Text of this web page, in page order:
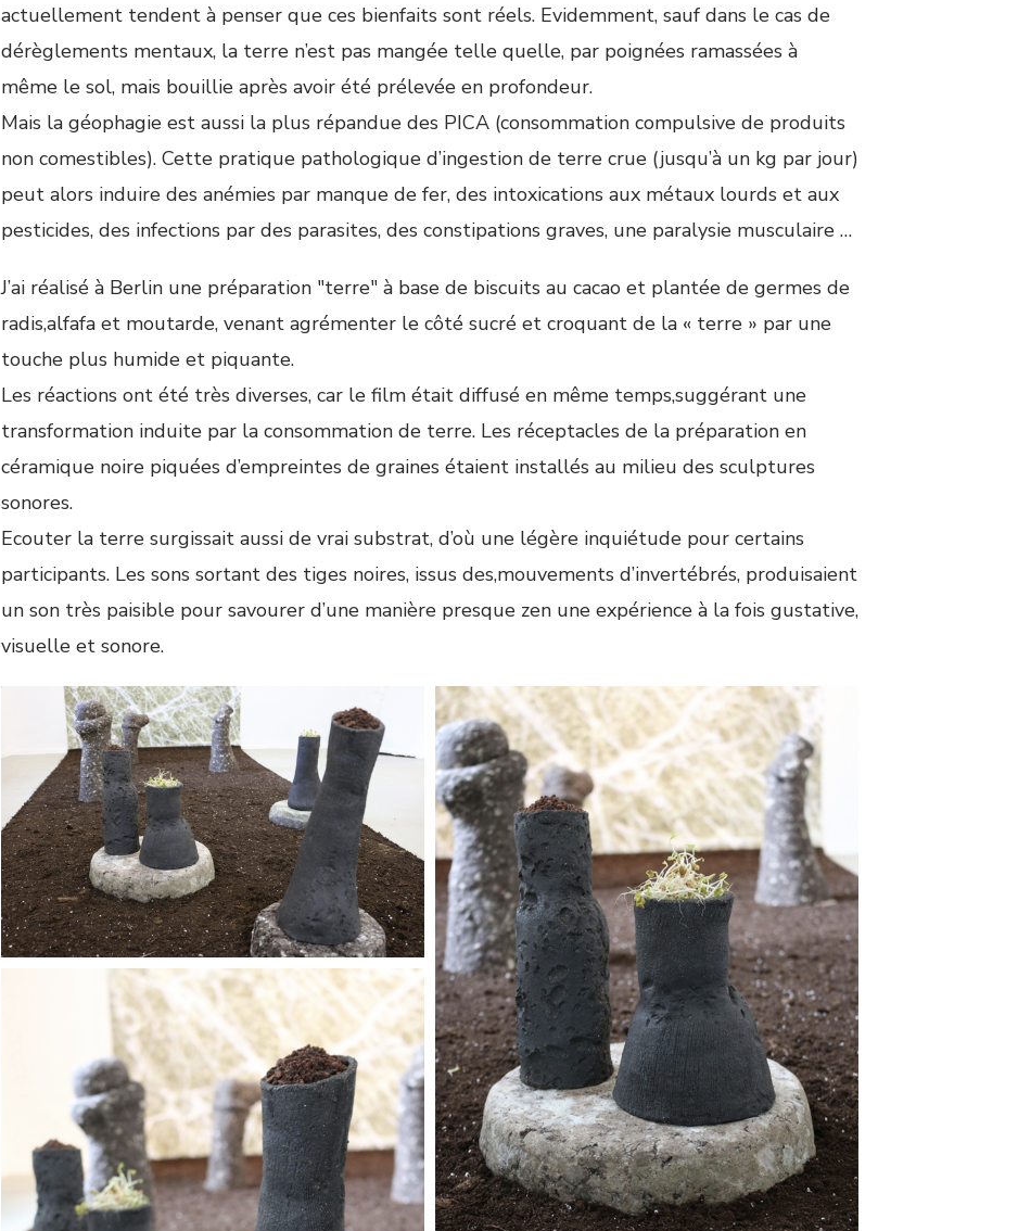
actuellement tendent à penser que ces bienfaits sont réels. Evidemment, sauf dans le cas de
dérèglements mentaux, la terre n’est pas mangée telle quelle, par poignées ramassées à
même le sol, mais bouillie après avoir été prélevée en profondeur.
Mais la géophagie est aussi la plus répandue des PICA (consommation compulsive de produits
non comestibles). Cette pratique pathologique d’ingestion de terre crue (jusqu’à un kg par jour)
peut alors induire des anémies par manque de fer, des intoxications aux métaux lourds et aux
pesticides, des infections par des parasites, des constipations graves, une paralysie musculaire …
J’ai réalisé à Berlin une préparation "terre" à base de biscuits au cacao et plantée de germes de
radis,alfafa et moutarde, venant agrémenter le côté sucré et croquant de la « terre » par une
touche plus humide et piquante.
Les réactions ont été très diverses, car le film était diffusé en même temps,suggérant une
transformation induite par la consommation de terre. Les réceptacles de la préparation en
céramique noire piquées d’empreintes de graines étaient installés au milieu des sculptures
sonores.
Ecouter la terre surgissait aussi de vrai substrat, d’où une légère inquiétude pour certains
participants. Les sons sortant des tiges noires, issus des,mouvements d’invertébrés, produisaient
un son très paisible pour savourer d’une manière presque zen une expérience à la fois gustative,
visuelle et sonore.